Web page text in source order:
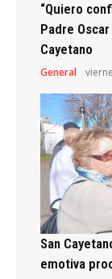
“Quiero
Padre
Cayetano
General
San
emotiva